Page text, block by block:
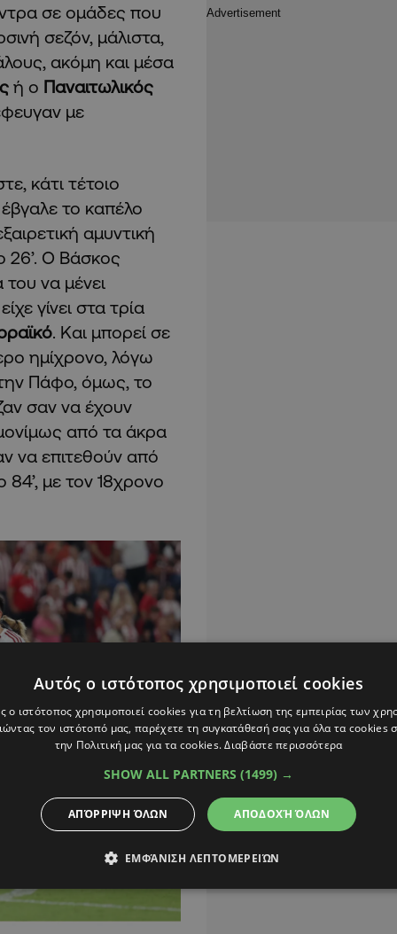
σε ομάδες που
σεζόν, μάλιστα,
ακόμη και μέσα
ή ο Παναιτωλικός
με
κάτι τέτοιο
το καπέλο
αμυντική
26’. Ο Βάσκος
να μένει
γίνει στα τρία
. Και μπορεί σε
ημίχρονο, λόγω
Πάφο, όμως, το
σαν να έχουν
από τα άκρα
να επιτεθούν από
με τον 18χρονο
Αυτός ο ιστότοπος χρησιμοποιεί cookies
ο ιστότοπος χρησιμοποιεί cookies για τη βελτίωση της εμπειρίας των
τον ιστότοπό μας, παρέχετε τη συγκατάθεσή σας για όλα τα cookies
την Πολιτική μας για τα cookies.Διαβάστε περισσότερα
SHOW ALL PARTNERS (1499) →
ΑΠΟΔΟΧΉ ΌΛΩΝ
ΑΠΌΡΡΙΨΗ ΌΛΩΝ
ΕΜΦΆΝΙΣΗ ΛΕΠΤΟΜΕΡΕΙΏΝ